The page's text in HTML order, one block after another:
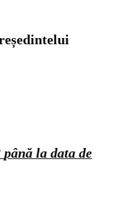
până la data de